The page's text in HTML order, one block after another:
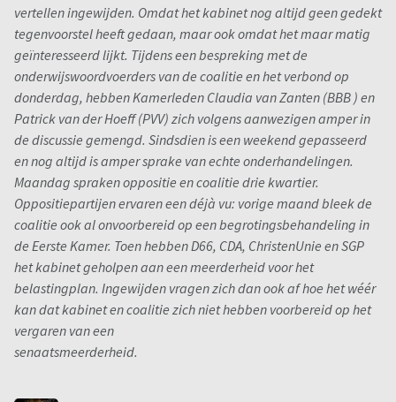
vertellen ingewijden. Omdat het kabinet nog altijd geen gedekt
tegenvoorstel heeft gedaan, maar ook omdat het maar matig
geïnteresseerd lijkt. Tijdens een bespreking met de
onderwijswoordvoerders van de coalitie en het verbond op
donderdag, hebben Kamerleden Claudia van Zanten (BBB ) en
Patrick van der Hoeff (PVV) zich volgens aanwezigen amper in
de discussie gemengd. Sindsdien is een weekend gepasseerd
en nog altijd is amper sprake van echte onderhandelingen.
Maandag spraken oppositie en coalitie drie kwartier.
Oppositiepartijen ervaren een déjà vu: vorige maand bleek de
coalitie ook al onvoorbereid op een begrotingsbehandeling in
de Eerste Kamer. Toen hebben D66, CDA, ChristenUnie en SGP
het kabinet geholpen aan een meerderheid voor het
belastingplan. Ingewijden vragen zich dan ook af hoe het wéér
kan dat kabinet en coalitie zich niet hebben voorbereid op het
vergaren van een
senaatsmeerderheid.